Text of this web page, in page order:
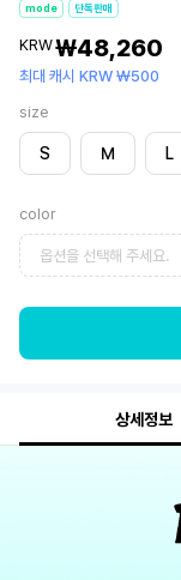
mode 단독판매
KRW₩48,260
최대 캐시 KRW ₩500
size
S M L
color
옵션을 선택해 주세요.
상세정보